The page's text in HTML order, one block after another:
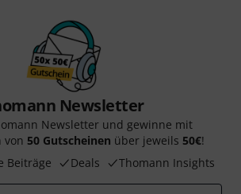
Newsletter
Newsletter und gewinne mit
von 50 Gutscheinen über jeweils 50€!
Beiträge
Deals Thomann Insights